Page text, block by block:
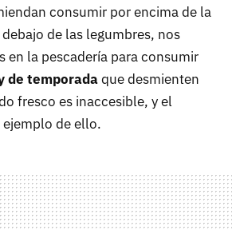
consumir por encima de la
de las legumbres, nos
en la pescadería para consumir
de temporadaque desmienten
fresco es inaccesible, y el
de ello.